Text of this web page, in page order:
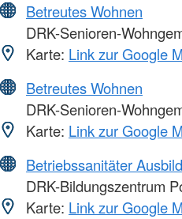
Betreutes Wohnen
DRK-Senioren-
Karte: Link zur Google
Betreutes Wohnen
DRK-Senioren-
Karte: Link zur Google
Betriebssanitäter
DRK-Bildungszentrum
Karte: Link zur Google